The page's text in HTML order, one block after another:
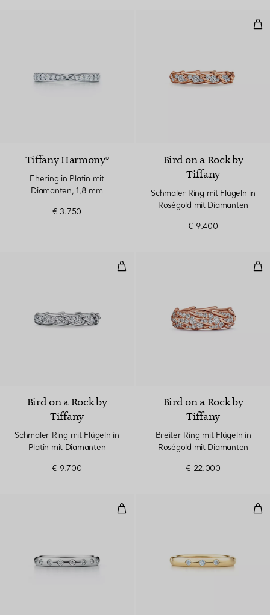
Tiffany Harmony®
Ehering in Platin mit
Diamanten, 1,8 mm
€ 3.750
Bird on a Rock by
Tiffany
Schmaler Ring mit Flügeln in
Roségold mit Diamanten
€ 9.400
Schmaler Ring mit Flügeln in
Bird on a Rock by
Tiffany
Schmaler Ring mit Flügeln in
Platin mit Diamanten
€ 9.700
Bird on a Rock by
Tiffany
Breiter Ring mit Flügeln in
Roségold mit Diamanten
€ 22.000
Kombinierbarer Ehering